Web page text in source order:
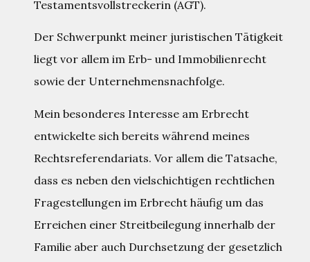
Testamentsvollstreckerin (AGT).
Der Schwerpunkt meiner juristischen Tätigkeit
liegt vor allem im Erb- und Immobilienrecht
sowie der Unternehmensnachfolge.
Mein besonderes Interesse am Erbrecht
entwickelte sich bereits während meines
Rechtsreferendariats. Vor allem die Tatsache,
dass es neben den vielschichtigen rechtlichen
Fragestellungen im Erbrecht häufig um das
Erreichen einer Streitbeilegung innerhalb der
Familie aber auch Durchsetzung der gesetzlich